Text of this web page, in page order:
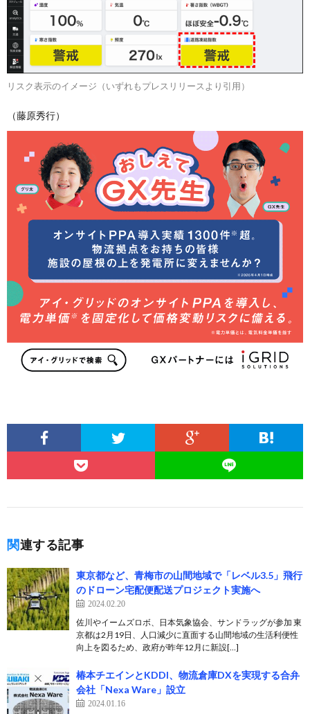
リスク表示のイメージ（いずれもプレスリリースより引用）
（藤原秀行）
関連する記事
東京都など、青梅市の山間地域で「レベル3.5」飛行
のドローン宅配便配送プロジェクト実施へ
2024.02.20
佐川やイームズロボ、日本気象協会、サンドラッグが参加 東
京都は2月19日、人口減少に直面する山間地域の生活利便性
向上を図るため、政府が昨年12月に新設[…]
椿本チエインとKDDI、物流倉庫DXを実現する合弁
会社「Nexa Ware」設立
2024.01.16